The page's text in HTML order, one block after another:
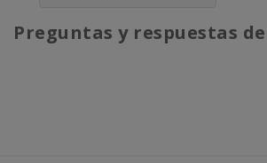
Preguntas y respuestas